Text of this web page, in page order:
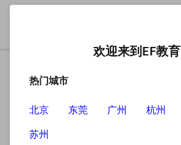
欢迎来到EF教育
热门城市
北京 东莞 广州 杭州
苏州